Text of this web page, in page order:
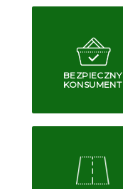
BEZPIECZNY
KONSUMENT